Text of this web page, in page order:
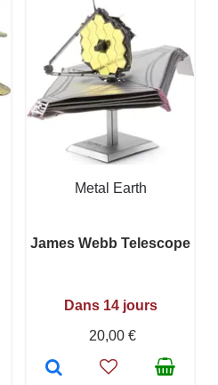
Metal Earth
James Webb Telescope
Dans 14 jours
20,00 €